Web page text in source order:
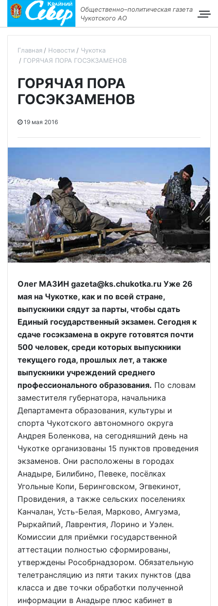
Общественно–политическая газета
Чукотского АО
Главная Новости
Чукотка
ГОРЯЧАЯ ПОРА ГОСЭКЗАМЕНОВ
ГОРЯЧАЯ ПОРА
ГОСЭКЗАМЕНОВ
19 мая 2016
Олег МАЗИН gazeta@ks.chukotka.ru Уже 26
мая на Чукотке, как и по всей стране,
выпускники сядут за парты, чтобы сдать
Единый государственный экзамен. Сегодня к
сдаче госэкзамена в округе готовятся почти
500 человек, среди которых выпускники
текущего года, прошлых лет, а также
выпускники учреждений среднего
профессионального образования. По словам
заместителя губернатора, начальника
Департамента образования, культуры и
спорта Чукотского автономного округа
Андрея Боленкова, на сегодняшний день на
Чукотке организованы 15 пунктов проведения
экзаменов. Они расположены в городах
Анадыре, Билибино, Певеке, посёлках
Угольные Копи, Беринговском, Эгвекинот,
Провидения, а также сельских поселениях
Канчалан, Усть-Белая, Марково, Амгуэма,
Рыркайпий, Лаврентия, Лорино и Уэлен.
Комиссии для приёмки государственной
аттестации полностью сформированы,
утверждены Рособрнадзором. Обязательную
телетрансляцию из пяти таких пунктов (два
класса и две точки обработки полученной
информации в Анадыре плюс кабинет в